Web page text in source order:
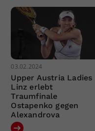
03.02.2024
Upper Austria Ladies
Linz erlebt
Traumfinale
Ostapenko gegen
Alexandrova